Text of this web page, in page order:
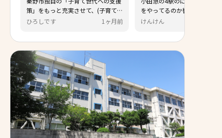
実させて、(子育て家
移住•定住促進を図
の魅力を併せてネ
なるのではと思いま
1ヶ月前
をやってるのか響かない。 若者があ
つまるラウンドワン、ボーリング、
の学生は市内で買い物や遊ぶことを
する場所がイオン以外にないので、
若者は秦野から離れていく。
3ヶ月前